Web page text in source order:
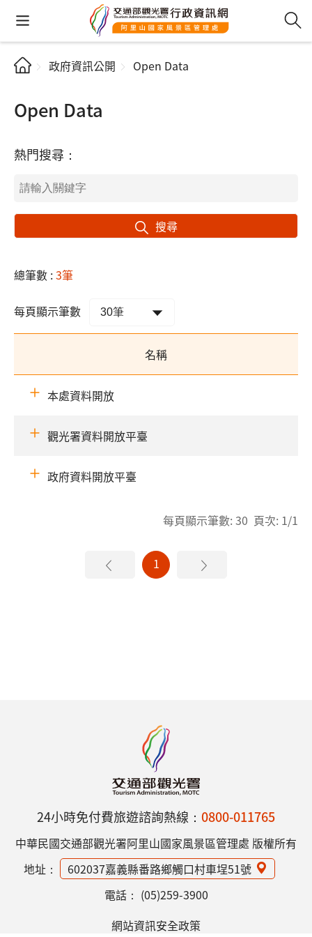
政府資訊公開 Open Data
Open Data
熱門搜尋：
搜尋
總筆數 :3筆
每頁顯示筆數
名稱
本處資料開放
觀光署資料開放平臺
政府資料開放平臺
每頁顯示筆數: 30 頁次: 1/1
1
24小時免付費旅遊諮詢熱線： 0800-011765
中華民國交通部觀光署阿里山國家風景區管理處 版權所有
地址：
602037嘉義縣番路鄉觸口村車埕51號
電話： (05)259-3900
網站資訊安全政策